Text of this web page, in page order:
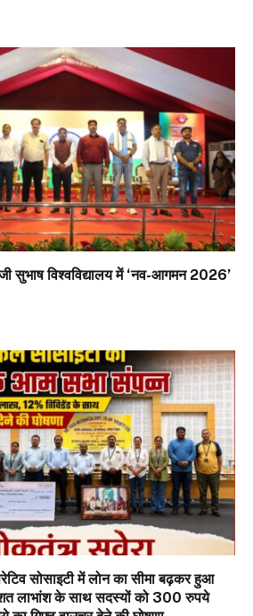
सुभाष विश्वविद्यालय में ‘नव-आगमन 2026’
सोसाइटी में लोन का सीमा बढ़कर हुआ
लाभांश के साथ सदस्यों को 300 रुपये